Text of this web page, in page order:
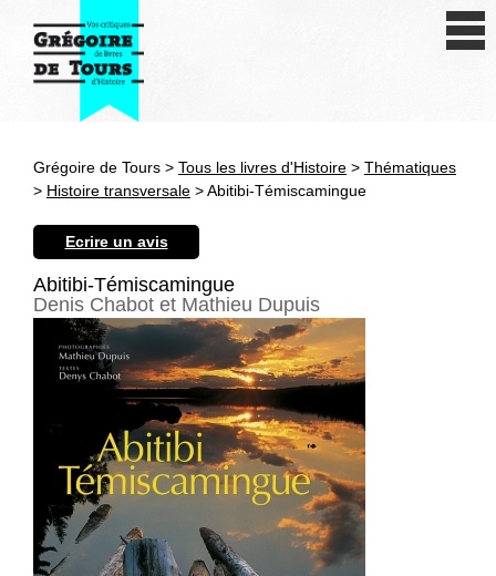
Antiquité
Epoque moderne
Révolution et XIXe siècle
XXe siècle
Autres civilisations
Thématiques
Grégoire de Tours > Tous les livres d'Histoire > Thématiques
> Histoire transversale > Abitibi-Témiscamingue
Ecrire un avis
Abitibi-Témiscamingue
Denis Chabot et Mathieu Dupuis